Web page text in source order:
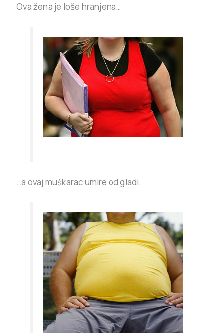
Ova žena je loše hranjena…
…a ovaj muškarac umire od gladi.